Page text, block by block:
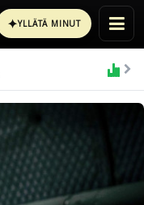
✦YLLÄTÄ MINUT